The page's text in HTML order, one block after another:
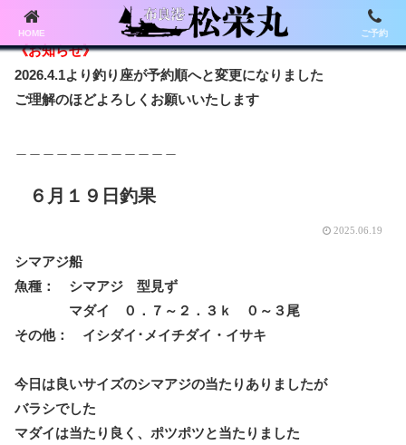
《お知らせ》
2026.4.1より釣り座が予約順へと変更になりました
ご理解のほどよろしくお願いいたします
６月１９日釣果
2025.06.19
シマアジ船
魚種： シマアジ 型見ず
マダイ ０．７～２．３ｋ ０～３尾
その他： イシダイ･メイチダイ・イサキ
今日は良いサイズのシマアジの当たりありましたが
バラシでした
マダイは当たり良く、ポツポツと当たりました
HOME ご予約